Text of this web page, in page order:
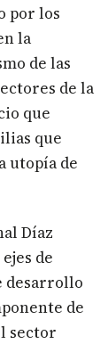
por los
la
de las
de la
que
que
utopía de
Díaz
de
desarrollo
de
sector